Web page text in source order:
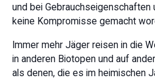
und bei Gebrauchseigenschaften
keine Kompromisse gemacht
Immer mehr Jäger reisen in die
in anderen Biotopen und auf
als denen, die es im heimischen